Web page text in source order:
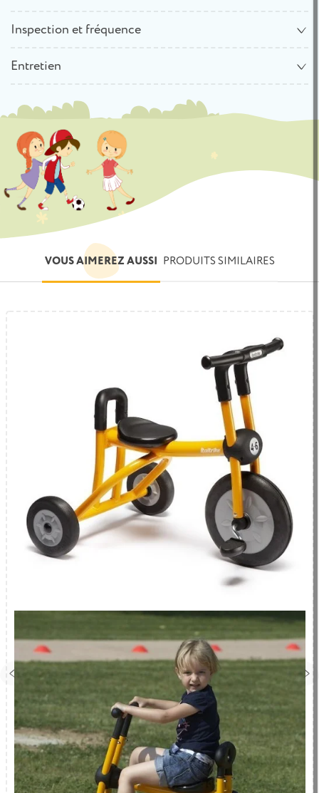
Inspection et fréquence
Entretien
VOUS AIMEREZ AUSSI PRODUITS SIMILAIRES